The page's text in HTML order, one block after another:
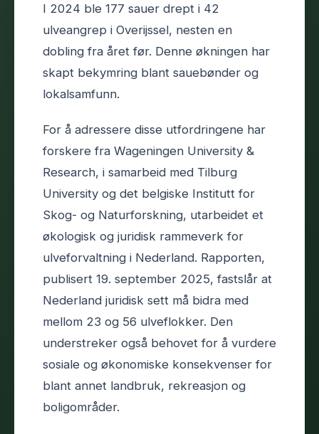
I 2024 ble 177 sauer drept i 42
ulveangrep i Overijssel, nesten en
dobling fra året før. Denne økningen har
skapt bekymring blant sauebønder og
lokalsamfunn.
For å adressere disse utfordringene har
forskere fra Wageningen University &
Research, i samarbeid med Tilburg
University og det belgiske Institutt for
Skog- og Naturforskning, utarbeidet et
økologisk og juridisk rammeverk for
ulveforvaltning i Nederland. Rapporten,
publisert 19. september 2025, fastslår at
Nederland juridisk sett må bidra med
mellom 23 og 56 ulveflokker. Den
understreker også behovet for å vurdere
sosiale og økonomiske konsekvenser for
blant annet landbruk, rekreasjon og
boligområder.